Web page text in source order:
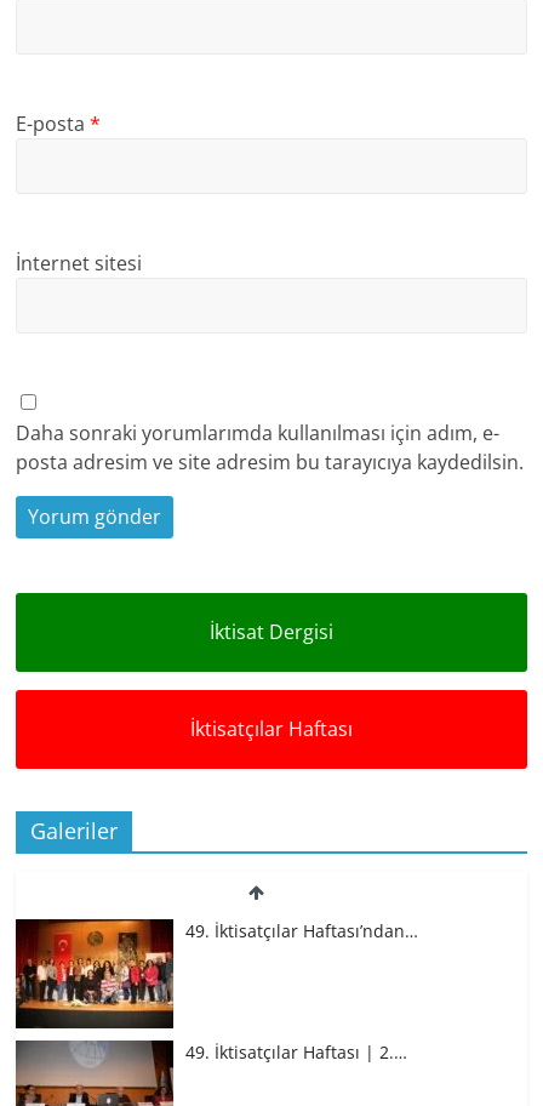
E-posta*
İnternet sitesi
Daha sonraki yorumlarımda kullanılması için adım, e-
posta adresim ve site adresim bu tarayıcıya kaydedilsin.
İktisat Dergisi
İktisatçılar Haftası
Galeriler
49. İktisatçılar Haftası’ndan…
49. İktisatçılar Haftası | 2.…